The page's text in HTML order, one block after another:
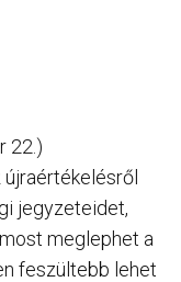
22.)
jegyzeteidet,
meglephet a
feszültebb lehet